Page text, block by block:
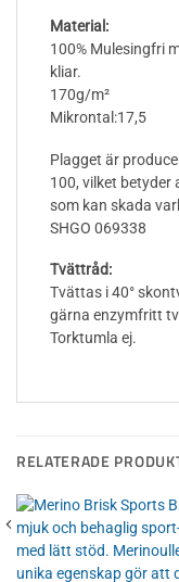
Material:
100% Mulesingfri
kliar.
170g/m²
Mikrontal:17,5
Plagget är
100, vilket betyder
som kan skada
SHGO 069338
Tvättråd:
Tvättas i 40°
gärna enzymfritt
Torktumla ej.
RELATERADE